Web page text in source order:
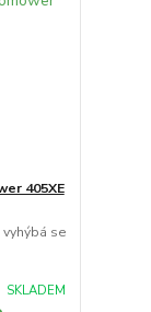
405XE
se
SKLADEM